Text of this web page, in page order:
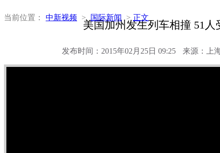
当前位置： 中新视频 > 国际新闻 > 正文
美国加州发生列车相撞 51人
发布时间：2015年02月25日 09:25 来源：上